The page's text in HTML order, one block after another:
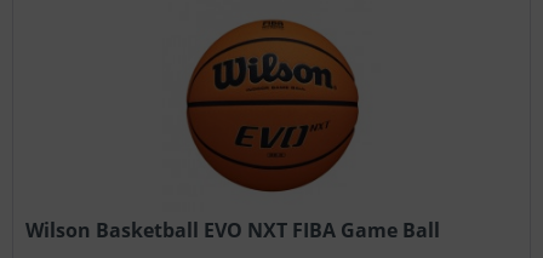
Wilson Basketball EVO NXT FIBA Game Ball